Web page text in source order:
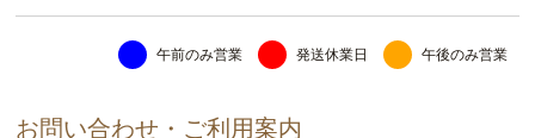
午前のみ営業 発送休業日 午後のみ営業
お問い合わせ・ご利用案内